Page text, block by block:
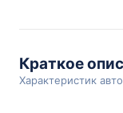
Краткое
Характеристик